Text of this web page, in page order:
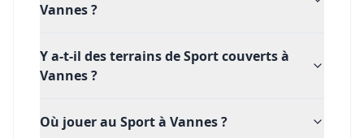
Vannes ?
Y a-t-il des terrains de Sport couverts à
Vannes ?
Où jouer au Sport à Vannes ?